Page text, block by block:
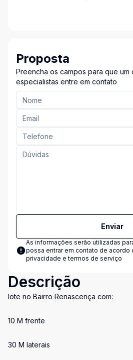
Proposta
Preencha os campos para que um
especialistas entre em contato
Enviar
As informações serão utilizadas
possa entrar em contato de acordo
privacidade e termos de serviço
Descrição
lote no Bairro Renascença com:
10 M frente
30 M laterais